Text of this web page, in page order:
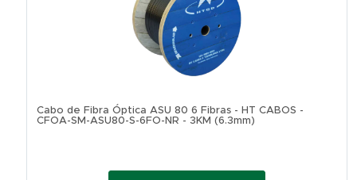
Cabo de Fibra Óptica ASU 80 6 Fibras - HT CABOS -
CFOA-SM-ASU80-S-6FO-NR - 3KM (6.3mm)